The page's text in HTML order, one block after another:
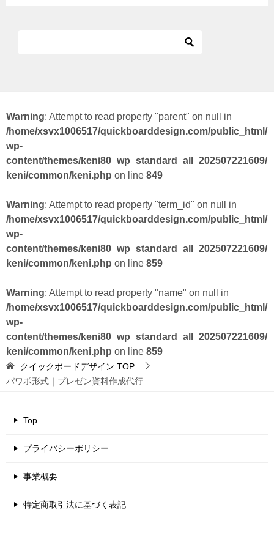
Warning: Attempt to read property "parent" on null in
/home/xsvx1006517/quickboarddesign.com/public_html/
wp-
content/themes/keni80_wp_standard_all_202507221609/
keni/common/keni.php on line 849
Warning: Attempt to read property "term_id" on null in
/home/xsvx1006517/quickboarddesign.com/public_html/
wp-
content/themes/keni80_wp_standard_all_202507221609/
keni/common/keni.php on line 859
Warning: Attempt to read property "name" on null in
/home/xsvx1006517/quickboarddesign.com/public_html/
wp-
content/themes/keni80_wp_standard_all_202507221609/
keni/common/keni.php on line 859
クイックボードデザイン TOP
パワポ形式｜プレゼン資料作成代行
Top
プライバシーポリシー
事業概要
特定商取引法に基づく表記